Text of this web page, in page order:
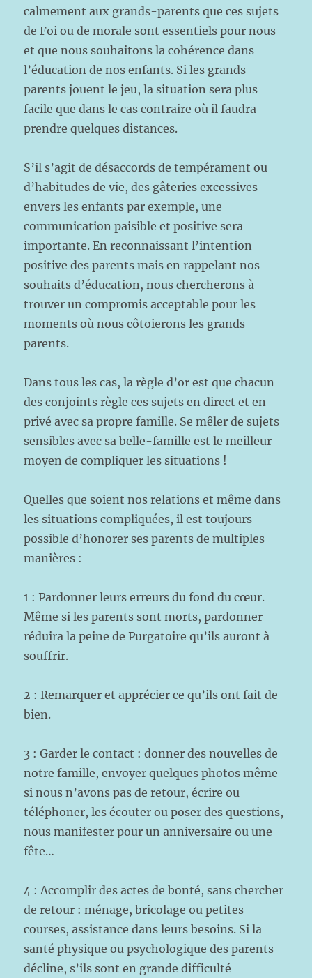
calmement aux grands-parents que ces sujets
de Foi ou de morale sont essentiels pour nous
et que nous souhaitons la cohérence dans
l’éducation de nos enfants. Si les grands-
parents jouent le jeu, la situation sera plus
facile que dans le cas contraire où il faudra
prendre quelques distances.
S’il s’agit de désaccords de tempérament ou
d’habitudes de vie, des gâteries excessives
envers les enfants par exemple, une
communication paisible et positive sera
importante. En reconnaissant l’intention
positive des parents mais en rappelant nos
souhaits d’éducation, nous chercherons à
trouver un compromis acceptable pour les
moments où nous côtoierons les grands-
parents.
Dans tous les cas, la règle d’or est que chacun
des conjoints règle ces sujets en direct et en
privé avec sa propre famille. Se mêler de sujets
sensibles avec sa belle-famille est le meilleur
moyen de compliquer les situations !
Quelles que soient nos relations et même dans
les situations compliquées, il est toujours
possible d’honorer ses parents de multiples
manières :
1 : Pardonner leurs erreurs du fond du cœur.
Même si les parents sont morts, pardonner
réduira la peine de Purgatoire qu’ils auront à
souffrir.
2 : Remarquer et apprécier ce qu’ils ont fait de
bien.
3 : Garder le contact : donner des nouvelles de
notre famille, envoyer quelques photos même
si nous n’avons pas de retour, écrire ou
téléphoner, les écouter ou poser des questions,
nous manifester pour un anniversaire ou une
fête…
4 : Accomplir des actes de bonté, sans chercher
de retour : ménage, bricolage ou petites
courses, assistance dans leurs besoins. Si la
santé physique ou psychologique des parents
décline, s’ils sont en grande difficulté